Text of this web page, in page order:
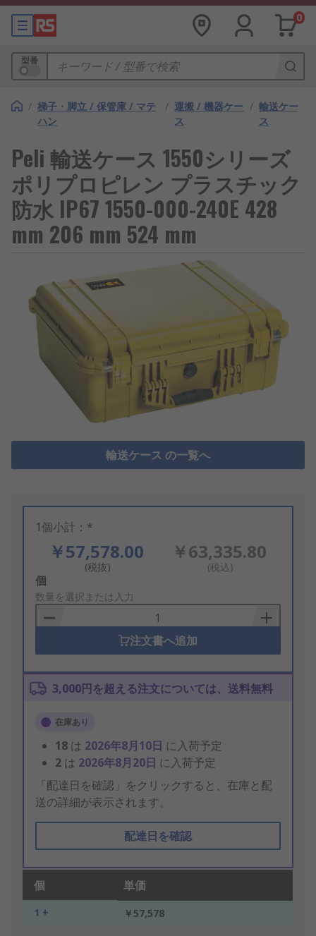
0
型番
/ 梯子・脚立 / 保管庫 / マテ
ハン
/ 運搬 / 機器ケー
ス
/ 輸送ケー
ス
Peli 輸送ケース 1550シリーズ
ポリプロピレン プラスチック
防水 IP67 1550-000-240E 428
mm 206 mm 524 mm
輸送ケース の一覧へ
1個小計：*
￥57,578.00
(税抜)
￥63,335.80
(税込)
Add
to
Basket
個
数量を選択または入力
注文書へ追加
3,000円を超える注文については、送料無料
在庫あり
18 は 2026年8月10日 に入荷予定
2 は 2026年8月20日 に入荷予定
「配達日を確認」をクリックすると、在庫と配
送の詳細が表示されます。
配達日を確認
個 単価
1 + ￥57,578